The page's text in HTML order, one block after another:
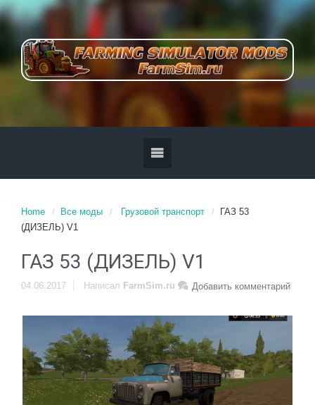
Home Все моды Грузовой транспорт
ГАЗ 53
(ДИЗЕЛЬ) V1
ГАЗ 53 (ДИЗЕЛЬ) V1
04.06.2017 Добавить комментарий
Написал FarmSim.ru